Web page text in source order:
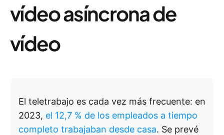
vídeo asíncrona de
vídeo
El teletrabajo es cada vez más frecuente: en
2023, el 12,7 % de los empleados a tiempo
completo trabajaban desde casa. Se prevé